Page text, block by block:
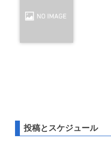
投稿とスケジュール